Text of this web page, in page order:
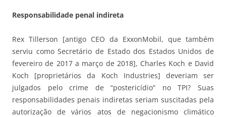
Responsabilidade penal indireta
Rex Tillerson [antigo CEO da ExxonMobil, que também
serviu como Secretário de Estado dos Estados Unidos de
fevereiro de 2017 a março de 2018], Charles Koch e David
Koch [proprietários da Koch Industries] deveriam ser
julgados pelo crime de “postericídio” no TPI? Suas
responsabilidades penais indiretas seriam suscitadas pela
autorização de vários atos de negacionismo climático